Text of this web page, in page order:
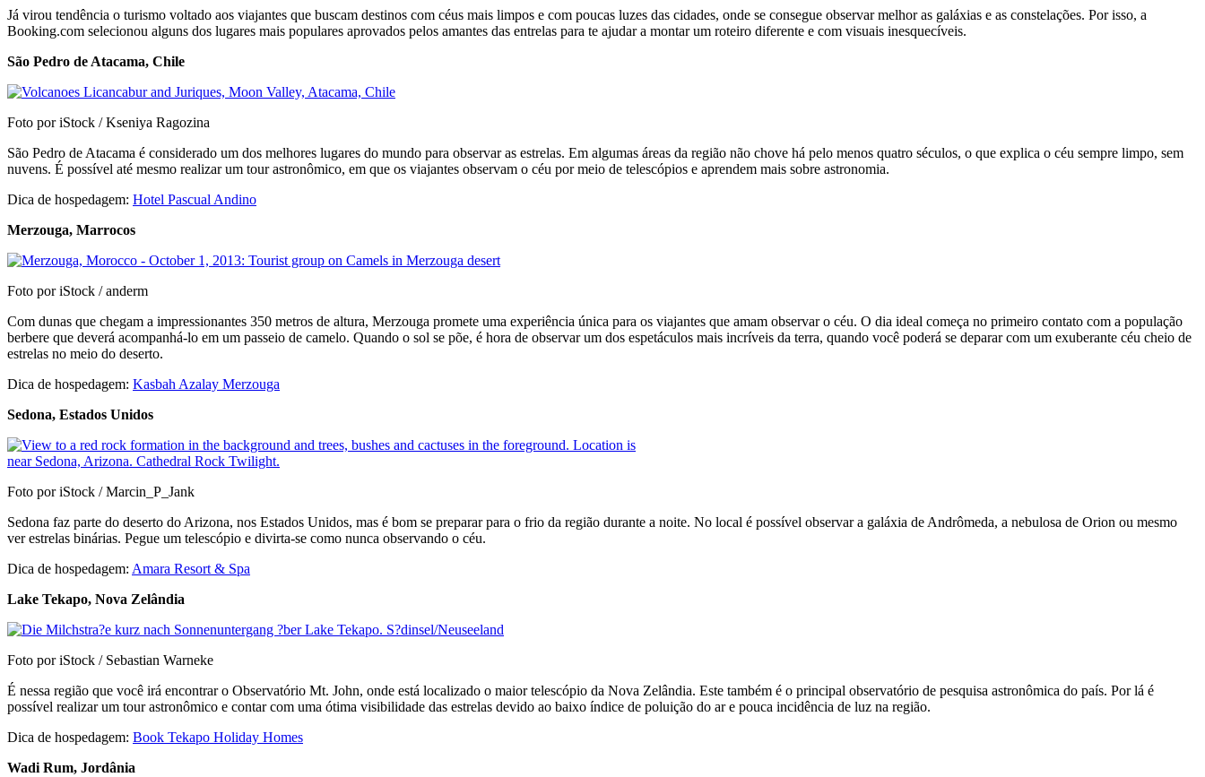
Já virou tendência o turismo voltado aos viajantes que buscam destinos com céus mais limpos e com poucas luzes das cidades, onde se consegue observar melhor as galáxias e as constelações. Por isso, a
Booking.com selecionou alguns dos lugares mais populares aprovados pelos amantes das entrelas para te ajudar a montar um roteiro diferente e com visuais inesquecíveis.
São Pedro de Atacama, Chile
Foto por iStock / Kseniya Ragozina
São Pedro de Atacama é considerado um dos melhores lugares do mundo para observar as estrelas. Em algumas áreas da região não chove há pelo menos quatro séculos, o que explica o céu sempre limpo, sem
nuvens. É possível até mesmo realizar um tour astronômico, em que os viajantes observam o céu por meio de telescópios e aprendem mais sobre astronomia.
Dica de hospedagem: Hotel Pascual Andino
Merzouga, Marrocos
Foto por iStock / anderm
Com dunas que chegam a impressionantes 350 metros de altura, Merzouga promete uma experiência única para os viajantes que amam observar o céu. O dia ideal começa no primeiro contato com a população
berbere que deverá acompanhá-lo em um passeio de camelo. Quando o sol se põe, é hora de observar um dos espetáculos mais incríveis da terra, quando você poderá se deparar com um exuberante céu cheio de
estrelas no meio do deserto.
Dica de hospedagem: Kasbah Azalay Merzouga
Sedona, Estados Unidos
Foto por iStock / Marcin_P_Jank
Sedona faz parte do deserto do Arizona, nos Estados Unidos, mas é bom se preparar para o frio da região durante a noite. No local é possível observar a galáxia de Andrômeda, a nebulosa de Orion ou mesmo
ver estrelas binárias. Pegue um telescópio e divirta-se como nunca observando o céu.
Dica de hospedagem: Amara Resort & Spa
Lake Tekapo, Nova Zelândia
Foto por iStock / Sebastian Warneke
É nessa região que você irá encontrar o Observatório Mt. John, onde está localizado o maior telescópio da Nova Zelândia. Este também é o principal observatório de pesquisa astronômica do país. Por lá é
possível realizar um tour astronômico e contar com uma ótima visibilidade das estrelas devido ao baixo índice de poluição do ar e pouca incidência de luz na região.
Dica de hospedagem: Book Tekapo Holiday Homes
Wadi Rum, Jordânia